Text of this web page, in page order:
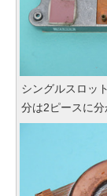
シングルスロッ
分は2ピースに分